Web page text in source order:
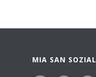
MIA SAN SOZIAL